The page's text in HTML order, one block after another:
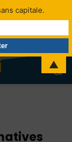
capitale.
▲